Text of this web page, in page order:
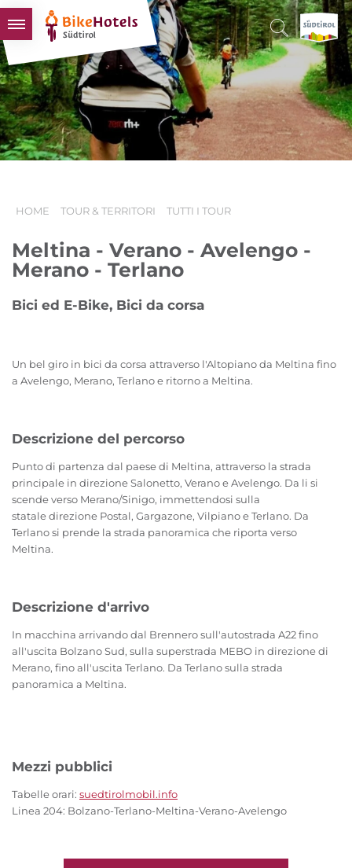
BIKEHOTELS
HOTELS & PACCHETTI
TOUR & TERRITORI
L'ALTO ADIGE & NOI
HOME TOUR & TERRITORI TUTTI I TOUR
Meltina - Verano - Avelengo -
Merano - Terlano
Bici ed E-Bike, Bici da corsa
Un bel giro in bici da corsa attraverso l'Altopiano da Meltina fino
a Avelengo, Merano, Terlano e ritorno a Meltina.
Descrizione del percorso
Punto di partenza dal paese di Meltina, attraverso la strada
principale in direzione Salonetto, Verano e Avelengo. Da li si
scende verso Merano/Sinigo, immettendosi sulla
statale direzione Postal, Gargazone, Vilpiano e Terlano. Da
Terlano si prende la strada panoramica che riporta verso
Meltina.
Descrizione d'arrivo
In macchina arrivando dal Brennero sull'autostrada A22 fino
all'uscita Bolzano Sud, sulla superstrada MEBO in direzione di
Merano, fino all'uscita Terlano. Da Terlano sulla strada
panoramica a Meltina.
Mezzi pubblici
Tabelle orari: suedtirolmobil.info
Linea 204: Bolzano-Terlano-Meltina-Verano-Avelengo